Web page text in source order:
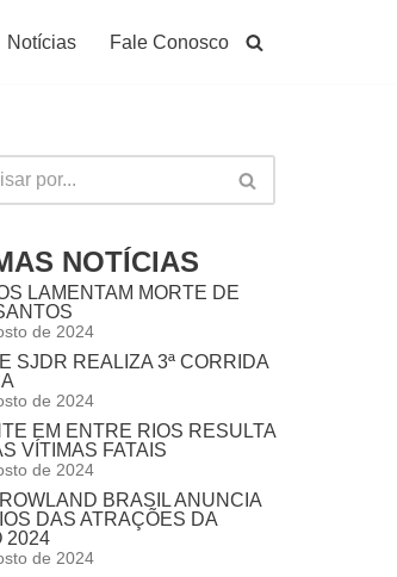
Notícias Fale Conosco
NOTÍCIAS
LAMENTAM MORTE DE
de 2024
SJDR REALIZA 3ª CORRIDA
de 2024
EM ENTRE RIOS RESULTA
VÍTIMAS FATAIS
de 2024
BRASIL ANUNCIA
DAS ATRAÇÕES DA
2024
de 2024